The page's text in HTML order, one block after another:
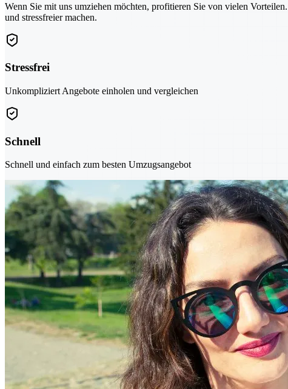
Wenn Sie mit uns umziehen möchten, profitieren Sie von vielen
und stressfreier machen.
Stressfrei
Unkompliziert Angebote einholen und vergleichen
Schnell
Schnell und einfach zum besten Umzugsangebot